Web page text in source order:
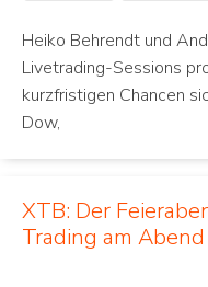
Heiko Behrendt und
Livetrading-Sessions
kurzfristigen Chancen
Dow,
XTB: Der
Trading am Abend